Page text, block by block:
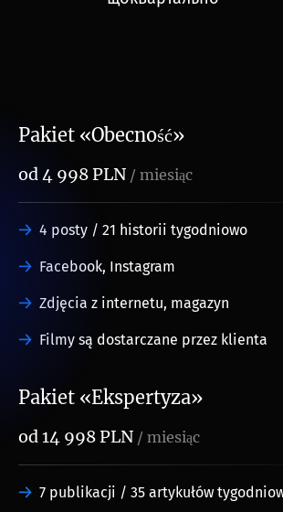
Pakiet «Obecność»
od 4 998 PLN / miesiąc
4 posty / 21 historii tygodniowo
Facebook, Instagram
Zdjęcia z internetu, magazyn
Filmy są dostarczane przez klienta
Pakiet «Ekspertyza»
od 14 998 PLN / miesiąc
7 publikacji / 35 artykułów